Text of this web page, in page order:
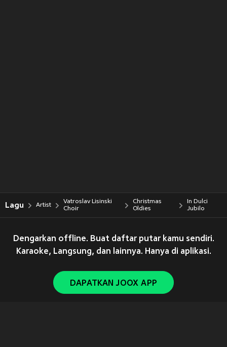
Lagu Artist
Vatroslav Lisinski
Choir
Christmas
Oldies
In Dulci
Jubilo
Dengarkan offline. Buat daftar putar kamu sendiri.
Karaoke, Langsung, dan lainnya. Hanya di aplikasi.
DAPATKAN JOOX APP